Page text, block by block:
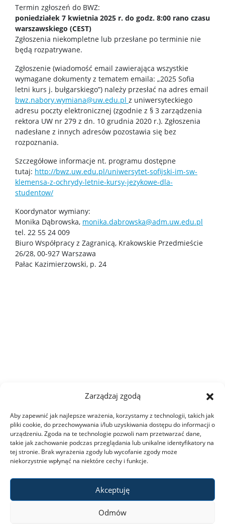
Zarządzaj zgodą
Aby zapewnić jak najlepsze wrażenia, korzystamy z technologii, takich jak
pliki cookie, do przechowywania i/lub uzyskiwania dostępu do informacji o
urządzeniu. Zgoda na te technologie pozwoli nam przetwarzać dane,
takie jak zachowanie podczas przeglądania lub unikalne identyfikatory na
tej stronie. Brak wyrażenia zgody lub wycofanie zgody może
niekorzystnie wpłynąć na niektóre cechy i funkcje.
Akceptuję
Odmów
Dyżury wykładowców
Wsparcie dla studentów
Erasmus+
Rada Samorządu Studentów
Koła naukowe
Biblioteka Wydziału
Kalendarz akademicki
Dla kandydatów
Termin zgłoszeń do BWZ:
poniedziałek 7 kwietnia 2025 r. do godz. 8:00 rano czasu
warszawskiego (CEST)
Zgłoszenia niekompletne lub przesłane po terminie nie
będą rozpatrywane.
Zgłoszenie (wiadomość email zawierająca wszystkie
wymagane dokumenty z tematem emaila: „2025 Sofia
letni kurs j. bułgarskiego”) należy przesłać na adres email
bwz.nabory.wymiana@uw.edu.pl z uniwersyteckiego
adresu poczty elektronicznej (zgodnie z § 3 zarządzenia
rektora UW nr 279 z dn. 10 grudnia 2020 r.). Zgłoszenia
nadesłane z innych adresów pozostawia się bez
rozpoznania.
Szczegółowe informacje nt. programu dostępne
tutaj: http://bwz.uw.edu.pl/uniwersytet-sofijski-im-sw-
klemensa-z-ochrydy-letnie-kursy-jezykowe-dla-
studentow/
Koordynator wymiany:
Monika Dąbrowska, monika.dabrowska@adm.uw.edu.pl
tel. 22 55 24 009
Biuro Współpracy z Zagranicą, Krakowskie Przedmieście
26/28, 00-927 Warszawa
Pałac Kazimierzowski, p. 24